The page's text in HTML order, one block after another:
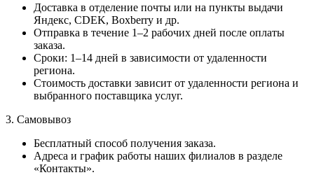
Доставка в отделение почты или на пункты выдачи
Яндекс, CDEK, Boxberry и др.
Отправка в течение 1–2 рабочих дней после оплаты
заказа.
Сроки: 1–14 дней в зависимости от удаленности
региона.
Стоимость доставки зависит от удаленности региона и
выбранного поставщика услуг.
3. Самовывоз
Бесплатный способ получения заказа.
Адреса и график работы наших филиалов в разделе
«Контакты».